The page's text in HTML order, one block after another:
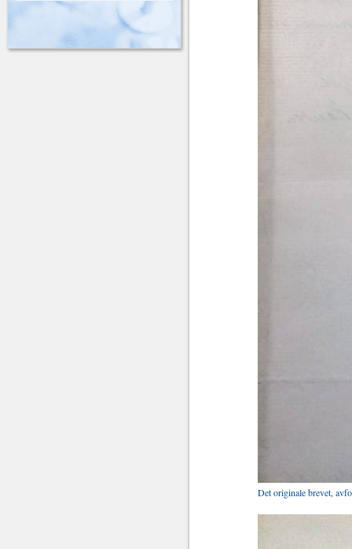
Det originale brevet,